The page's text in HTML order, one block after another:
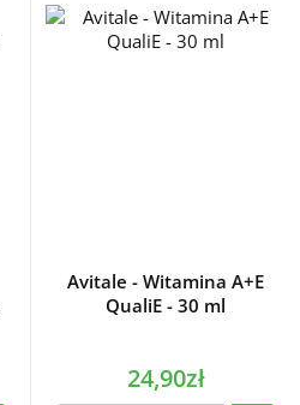
Avitale - Witamina A+E
QualiE - 30 ml
24,90zł